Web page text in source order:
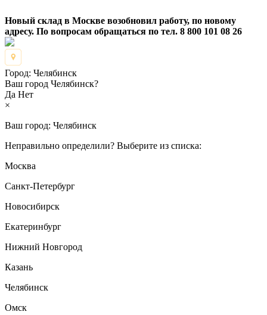
Новый склад в Москве возобновил работу, по новому
адресу. По вопросам обращаться по тел. 8 800 101 08 26
Город: Челябинск
Ваш город Челябинск?
Да Нет
×
Ваш город: Челябинск
Неправильно определили? Выберите из списка:
Москва
Санкт-Петербург
Новосибирск
Екатеринбург
Нижний Новгород
Казань
Челябинск
Омск